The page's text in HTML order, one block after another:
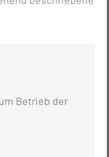
auf dem
und ihrer
Betrieb der